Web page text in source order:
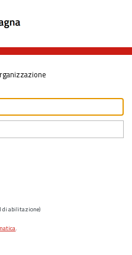
di abilitazione)
.